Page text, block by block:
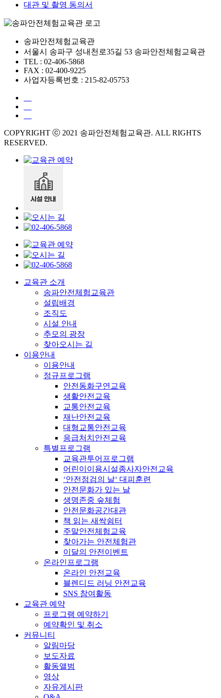
대관 및 촬영 동의서
송파안전체험교육관
서울시 송파구 성내천로35길 53 송파안전체험교육관
TEL : 02-406-5868
FAX : 02-400-9225
사업자등록번호 : 215-82-05753
COPYRIGHT ⓒ 2021 송파안전체험교육관. ALL RIGHTS
RESERVED.
교육관 소개
송파안전체험교육관
설립배경
조직도
시설 안내
추모의 광장
찾아오시는 길
이용안내
이용안내
정규프로그램
안전동화구연교육
생활안전교육
교통안전교육
재난안전교육
대형교통안전교육
응급처치안전교육
특별프로그램
교육관투어프로그램
어린이이용시설종사자안전교육
‘안전점검의 날‘ 대피훈련
안전문화가 있는 날
생명존중 숲체험
안전문화공간대관
책 읽는 새싹쉼터
주말안전체험교육
찾아가는 안전체험관
이달의 안전이벤트
온라인프로그램
온라인 안전교육
블렌디드 러닝 안전교육
SNS 참여활동
교육관 예약
프로그램 예약하기
예약확인 및 취소
커뮤니티
알림마당
보도자료
활동앨범
영상
자유게시판